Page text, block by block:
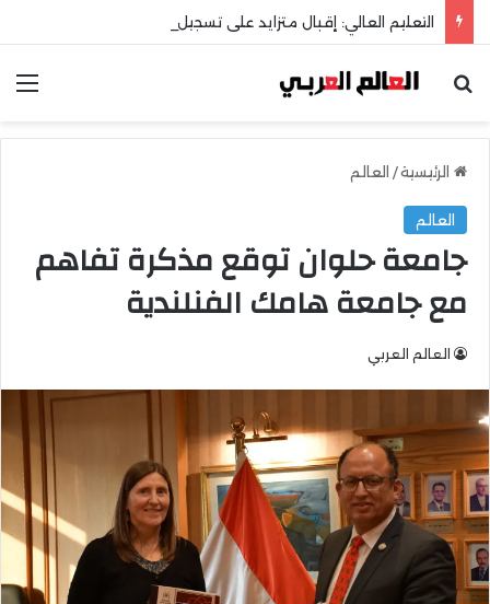
بحث عن
الرئيسية/ العالم
العالم
جامعة حلوان توقع مذكرة تفاهم
مع جامعة هامك الفنلندية
العالم العربي